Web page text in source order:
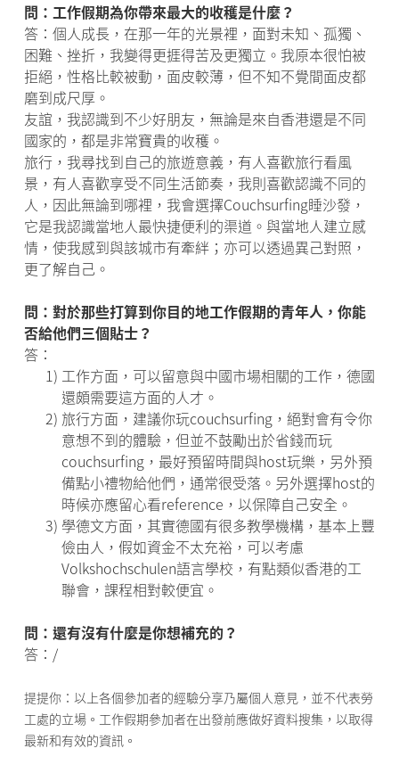
問：工作假期為你帶來最大的收穫是什麼？
答：個人成長，在那一年的光景裡，面對未知、孤獨、
困難、挫折，我變得更捱得苦及更獨立。我原本很怕被
拒絕，性格比較被動，面皮較薄，但不知不覺間面皮都
磨到成尺厚。
友誼，我認識到不少好朋友，無論是來自香港還是不同
國家的，都是非常寶貴的收穫。
旅行，我尋找到自己的旅遊意義，有人喜歡旅行看風
景，有人喜歡享受不同生活節奏，我則喜歡認識不同的
人，因此無論到哪裡，我會選擇Couchsurfing睡沙發，
它是我認識當地人最快捷便利的渠道。與當地人建立感
情，使我感到與該城市有牽絆；亦可以透過異己對照，
更了解自己。
問：對於那些打算到你目的地工作假期的青年人，你能
否給他們三個貼士？
答：
1) 工作方面，可以留意與中國市場相關的工作，德國
還頗需要這方面的人才。
2) 旅行方面，建議你玩couchsurfing，絕對會有令你
意想不到的體驗，但並不鼓勵出於省錢而玩
couchsurfing，最好預留時間與host玩樂，另外預
備點小禮物給他們，通常很受落。另外選擇host的
時候亦應留心看reference，以保障自己安全。
3) 學德文方面，其實德國有很多教學機構，基本上豐
儉由人，假如資金不太充裕，可以考慮
Volkshochschulen語言學校，有點類似香港的工
聯會，課程相對較便宜。
問：還有沒有什麼是你想補充的？
答：/
提提你：以上各個參加者的經驗分享乃屬個人意見，並不代表勞
工處的立場。工作假期參加者在出發前應做好資料搜集，以取得
最新和有效的資訊。